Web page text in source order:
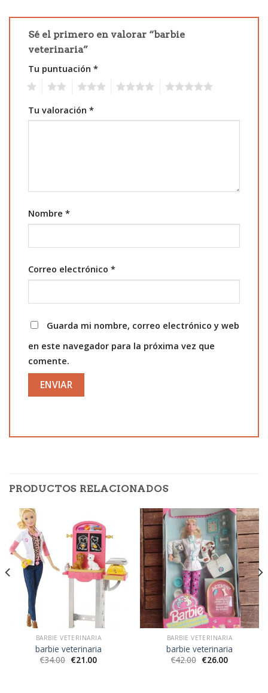
Sé el primero en valorar “barbie
veterinaria”
Tu puntuación *
Tu valoración *
Nombre *
Correo electrónico *
Guarda mi nombre, correo electrónico y web
en este navegador para la próxima vez que
comente.
PRODUCTOS RELACIONADOS
BARBIE VETERINARIA
barbie veterinaria
€34.00 €21.00
BARBIE VETERINARIA
barbie veterinaria
€42.00 €26.00